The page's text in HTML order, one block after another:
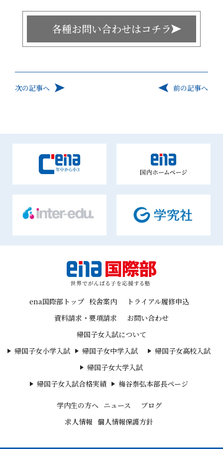
各種お問い合わせはコチラ
次の記事へ 前の記事へ
ena国際部トップ 校舎案内
トライアル履修申込
資料請求・要項請求
お問い合わせ
帰国子女入試について
帰国子女小学入試
帰国子女中学入試
帰国子女高校入試
帰国子女大学入試
帰国子女入試合格実績
梅谷泰弘本部長ページ
学内生の方へ ニュース
ブログ
求人情報 個人情報保護方針